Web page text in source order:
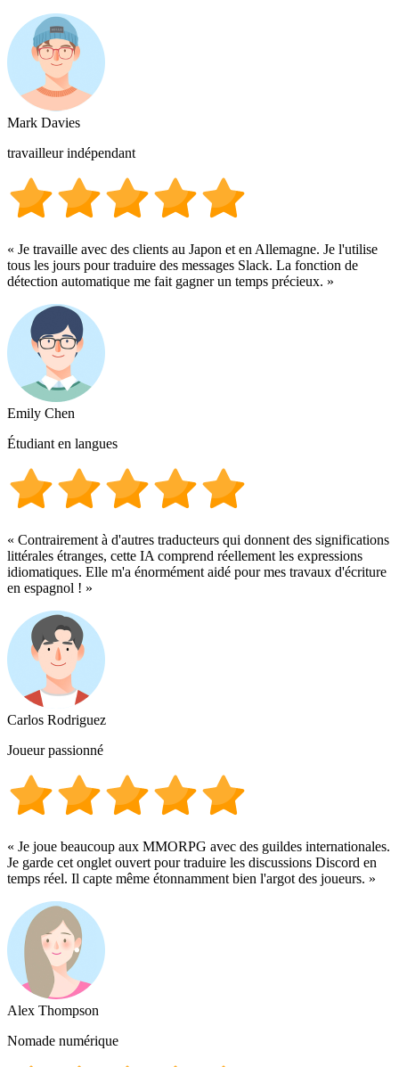
Mark Davies
travailleur indépendant
« Je travaille avec des clients au Japon et en Allemagne. Je l'utilise
tous les jours pour traduire des messages Slack. La fonction de
détection automatique me fait gagner un temps précieux. »
Emily Chen
Étudiant en langues
« Contrairement à d'autres traducteurs qui donnent des significations
littérales étranges, cette IA comprend réellement les expressions
idiomatiques. Elle m'a énormément aidé pour mes travaux d'écriture
en espagnol ! »
Carlos Rodriguez
Joueur passionné
« Je joue beaucoup aux MMORPG avec des guildes internationales.
Je garde cet onglet ouvert pour traduire les discussions Discord en
temps réel. Il capte même étonnamment bien l'argot des joueurs. »
Alex Thompson
Nomade numérique